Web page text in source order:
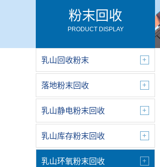
粉末回收
PRODUCT DISPLAY
乳山回收粉末
落地粉末回收
乳山静电粉末回收
乳山库存粉末回收
乳山环氧粉末回收